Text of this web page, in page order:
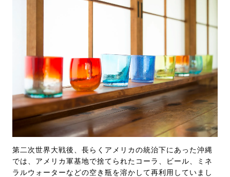
第二次世界大戦後、長らくアメリカの統治下にあった沖縄
では、アメリカ軍基地で捨てられたコーラ、ビール、ミネ
ラルウォーターなどの空き瓶を溶かして再利用していまし